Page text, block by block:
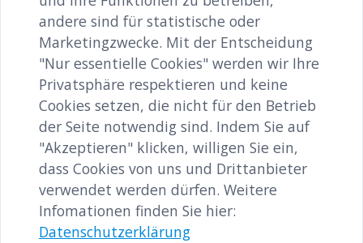
Europa – und der zentrale Arbeitgeber in Golling.
Die Schließung der Fabrik 2001 war für den Ort
erheblicher Einschnitt, in dem sich aber größere
Tendenzen der Globalisierung widerspiegeln.
Im Gespräch mit den beiden Altbürgermeistern
Theo Fischer und Helmut Wöginger sollen die
Parallelen zwischen den Ereignissen im Ort mit
jenen aus dem Film herausgearbeitet und
gemeinsam mit dem Publikum diskutiert
werden.
andere sind für statistische oder
Marketingzwecke. Mit der Entscheidung
"Nur essentielle Cookies" werden wir Ihre
Privatsphäre respektieren und keine
Cookies setzen, die nicht für den Betrieb
der Seite notwendig sind. Indem Sie auf
"Akzeptieren" klicken, willigen Sie ein,
dass Cookies von uns und Drittanbieter
verwendet werden dürfen. Weitere
Infomationen finden Sie hier:
Datenschutzerklärung